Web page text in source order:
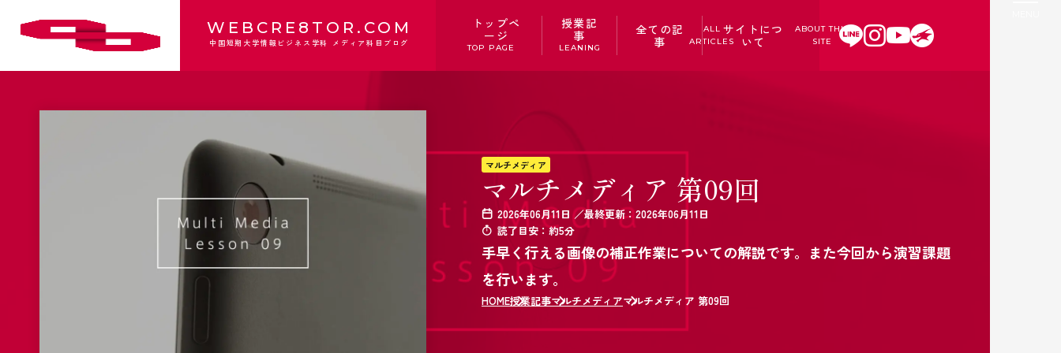
WEBCRE8TOR.COM
中国短期大学情報ビジネス学科 メディア科目ブログ
トップペ
ージ
TOP PAGE
授業記
事
LEANING
全ての記
事
ALL
ARTICLES
サイトにつ
いて
ABOUT THIS
SITE
マルチメディア
マルチメディア 第09回
2026年06月11日 ／最終更新：2026年06月11日
読了目安：約5分
手早く行える画像の補正作業についての解説です。また今回から演習課題
を行います。
HOME授業記事マルチメディアマルチメディア 第09回